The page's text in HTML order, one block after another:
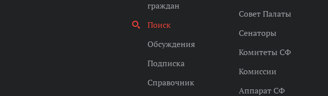
граждан
Поиск
Обсуждения
Подписка
Справочник
Совет Палаты
Сенаторы
Комитеты СФ
Комиссии
Аппарат СФ